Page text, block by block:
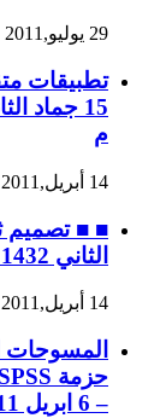
29 يوليو,2011
م
14 أبريل,2011
الثاني 1432 ه، الموافق 30 أبريل – 4 مايو 2011 م
14 أبريل,2011
المسوحات
– 6 ابريل 2011 م